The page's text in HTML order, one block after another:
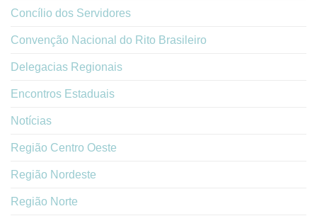
Concílio dos Servidores
Convenção Nacional do Rito Brasileiro
Delegacias Regionais
Encontros Estaduais
Notícias
Região Centro Oeste
Região Nordeste
Região Norte